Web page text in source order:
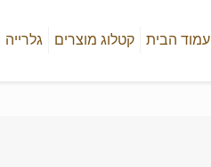
עמוד הבית קטלוג מוצרים גלרייה